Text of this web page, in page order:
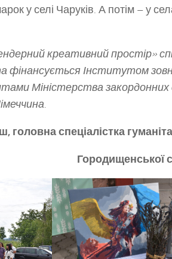
у селі Чаруків. А потім – у
креативний простір»
фінансується Інститутом
Міністерства закордонних
головна спеціалістка
Городищенської